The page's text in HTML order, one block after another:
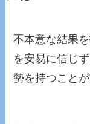
不本意な結果
を安易に信じ
勢を持つことが